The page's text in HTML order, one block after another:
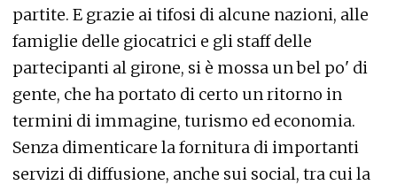
partite. E grazie ai tifosi di alcune nazioni, alle
famiglie delle giocatrici e gli staff delle
partecipanti al girone, si è mossa un bel po' di
gente, che ha portato di certo un ritorno in
termini di immagine, turismo ed economia.
Senza dimenticare la fornitura di importanti
servizi di diffusione, anche sui social, tra cui la